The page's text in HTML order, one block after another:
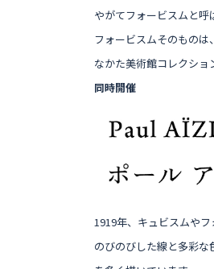
やがてフォービスムと呼
フォービスムそのものは
なかた美術館コレクショ
同時開催
1919年、キュビスムや
のびのびした線と多彩